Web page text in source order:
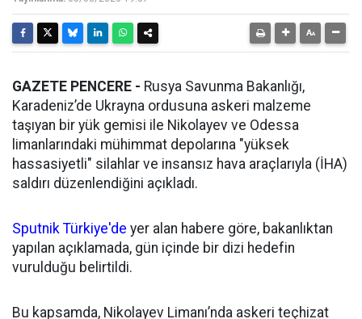
GAZETE PENCERE - Rusya Savunma Bakanlığı,
Karadeniz’de Ukrayna ordusuna askeri malzeme
taşıyan bir yük gemisi ile Nikolayev ve Odessa
limanlarındaki mühimmat depolarına "yüksek
hassasiyetli" silahlar ve insansız hava araçlarıyla (İHA)
saldırı düzenlendiğini açıkladı.
Sputnik Türkiye'de yer alan habere göre, bakanlıktan
yapılan açıklamada, gün içinde bir dizi hedefin
vurulduğu belirtildi.
Bu kapsamda, Nikolayev Limanı’nda askeri teçhizat